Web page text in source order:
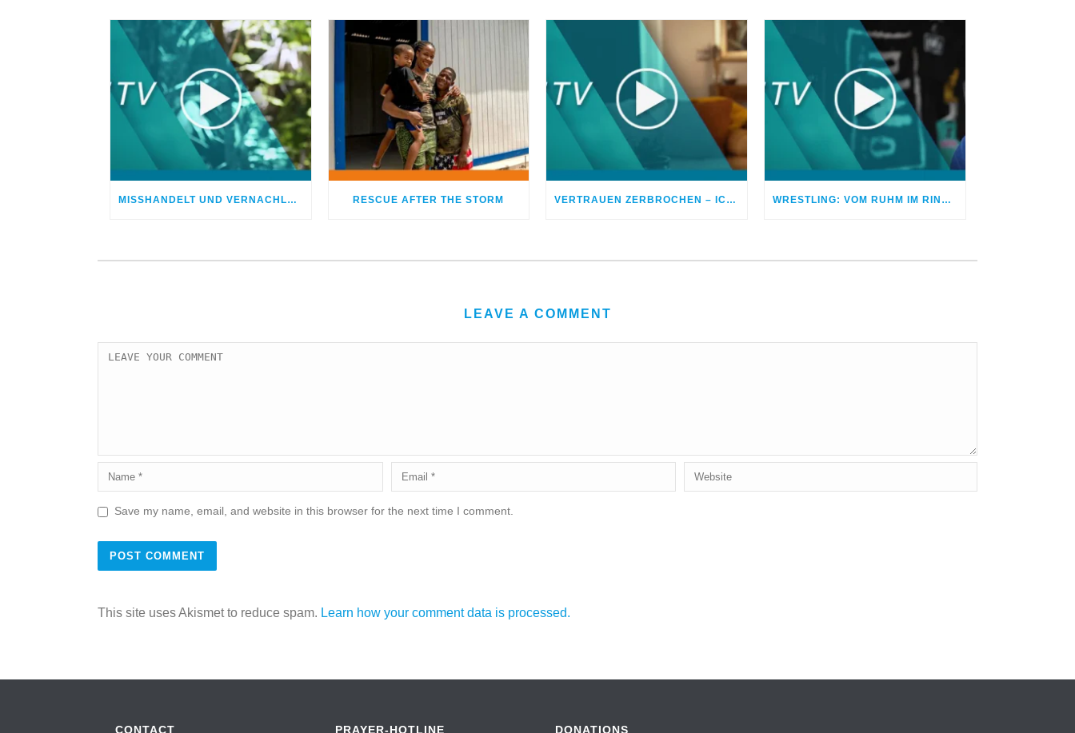
MISSHANDELT UND VERNACHLÄSSIGT – DOCH GOTT HEILTE MEINE WUNDEN RESCUE AFTER THE STORM VERTRAUEN ZERBROCHEN – ICH BETROG MEINEN EHEPARTNER WRESTLING: VOM RUHM IM RING ZUM FRIEDEN MIT GOTT
LEAVE A COMMENT
Save my name, email, and website in this browser for the next time I comment.
This site uses Akismet to reduce spam. Learn how your comment data is processed.
CONTACT PRAYER-HOTLINE DONATIONS